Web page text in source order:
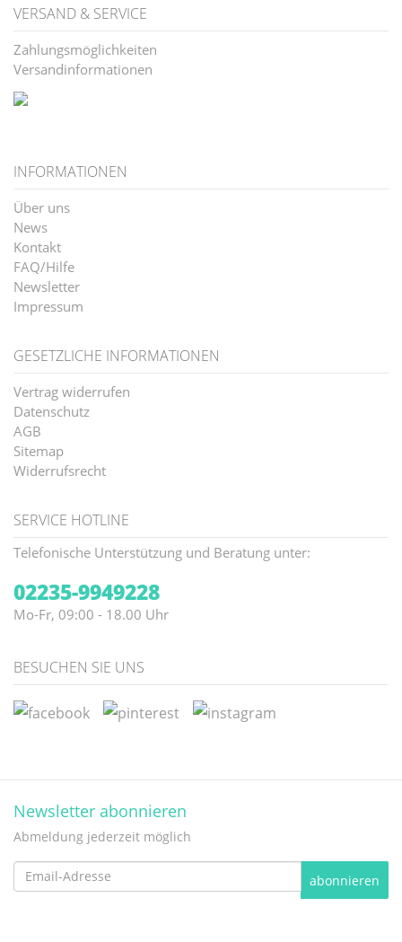
VERSAND & SERVICE
Zahlungsmöglichkeiten
Versandinformationen
INFORMATIONEN
Über uns
News
Kontakt
FAQ/Hilfe
Newsletter
Impressum
GESETZLICHE INFORMATIONEN
Vertrag widerrufen
Datenschutz
AGB
Sitemap
Widerrufsrecht
SERVICE HOTLINE
Telefonische Unterstützung und Beratung unter:
02235-9949228
Mo-Fr, 09:00 - 18.00 Uhr
BESUCHEN SIE UNS
Newsletter abonnieren
Abmeldung jederzeit möglich
Email-
Adresse
abonnieren